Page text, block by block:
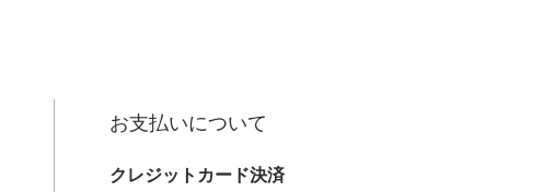
お支払いについて
クレジットカード決済